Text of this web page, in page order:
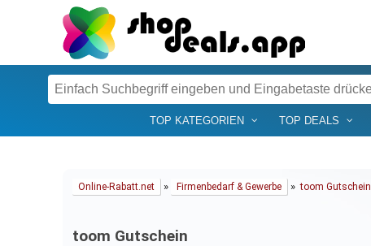
TOP KATEGORIEN TOP DEALS
Online-Rabatt.net » Firmenbedarf & Gewerbe » toom Gutschein
toom Gutschein